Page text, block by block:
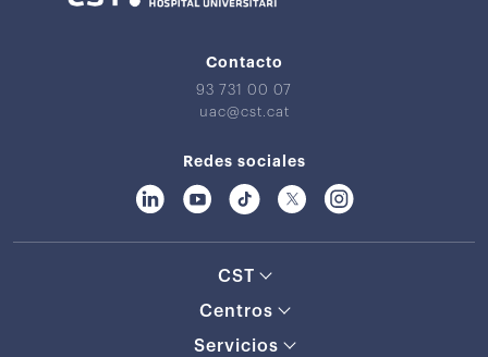
Contacto
93 731 00 07
uac@cst.cat
Redes sociales
CST
Centros
Servicios